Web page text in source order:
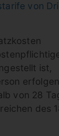
von
ist,
von 28
des